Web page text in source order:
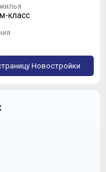
класс
Новостройки